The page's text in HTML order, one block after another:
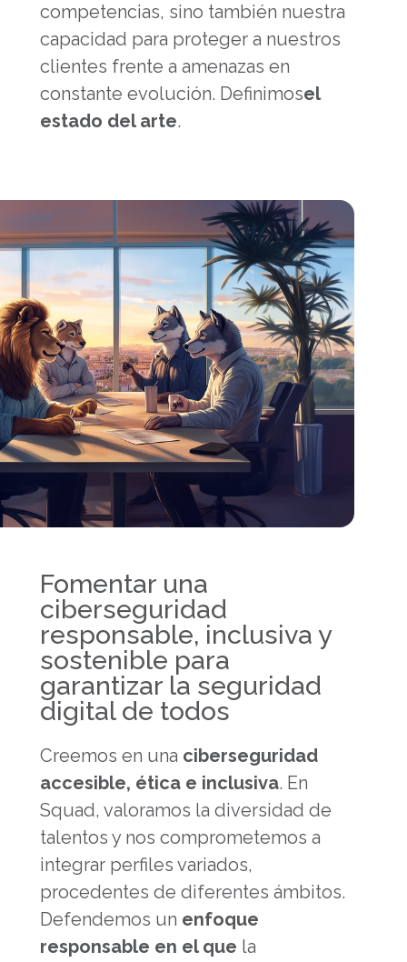
competencias, sino también nuestra
capacidad para proteger a nuestros
clientes frente a amenazas en
constante evolución. Definimosel
estado del arte.
Fomentar una
ciberseguridad
responsable, inclusiva y
sostenible para
garantizar la seguridad
digital de todos
Creemos en una ciberseguridad
accesible, ética e inclusiva. En
Squad, valoramos la diversidad de
talentos y nos comprometemos a
integrar perfiles variados,
procedentes de diferentes ámbitos.
Defendemos un enfoque
responsable en el que la